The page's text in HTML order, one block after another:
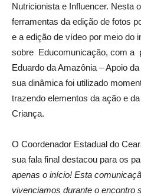
Nutricionista e Influencer. Nesta
ferramentas da edição de fotos
e a edição de vídeo por meio do
sobre Educomunicação, com a
Eduardo da Amazônia – Apoio
sua dinâmica foi utilizado
trazendo elementos da ação e
Criança.
O Coordenador Estadual do
sua fala final destacou para os
apenas o início! Esta
vivenciamos durante o encontro